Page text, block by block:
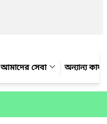
আমাদের সেবা অন্যান্য